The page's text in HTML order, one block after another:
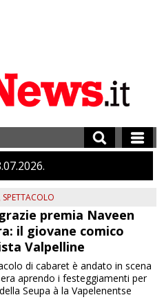
07 2026
, SPETTACOLO
premia Naveen
il giovane comico
Valpelline
di cabaret è andato in scena
aprendo i festeggiamenti per
Seupa à la Vapelenentse